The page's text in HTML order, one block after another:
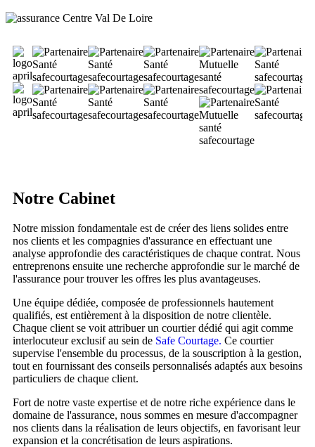
Notre Cabinet​
Notre mission fondamentale est de créer des liens solides entre
nos clients et les compagnies d'assurance en effectuant une
analyse approfondie des caractéristiques de chaque contrat. Nous
entreprenons ensuite une recherche approfondie sur le marché de
l'assurance pour trouver les offres les plus avantageuses.
Une équipe dédiée, composée de professionnels hautement
qualifiés, est entièrement à la disposition de notre clientèle.
Chaque client se voit attribuer un courtier dédié qui agit comme
interlocuteur exclusif au sein de Safe Courtage. Ce courtier
supervise l'ensemble du processus, de la souscription à la gestion,
tout en fournissant des conseils personnalisés adaptés aux besoins
particuliers de chaque client.
Fort de notre vaste expertise et de notre riche expérience dans le
domaine de l'assurance, nous sommes en mesure d'accompagner
nos clients dans la réalisation de leurs objectifs, en favorisant leur
expansion et la concrétisation de leurs aspirations.